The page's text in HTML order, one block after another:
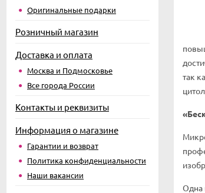
Оригинальные подарки
Розничный магазин
Доставка и оплата
Москва и Подмосковье
Все города России
Контакты и реквизиты
Информация о магазине
Гарантии и возврат
Политика конфиденциальности
Наши вакансии
так
Одна